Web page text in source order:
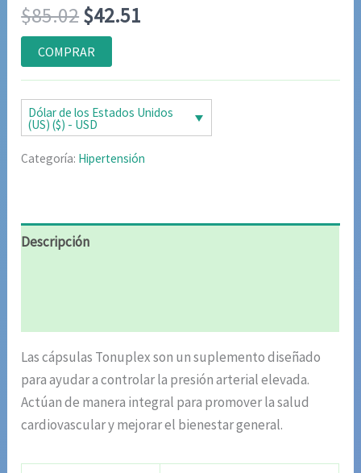
con4.75de
5 en base
a
valoraciones
de clientes
$85.02El
precio
original
era:
$85.02.
$42.51
actual
es:
$42.51.
COMPRAR
Dólar de los Estados Unidos
(US) ($) - USD
Categoría: Hipertensión
Descripción
Las cápsulas Tonuplex son un suplemento diseñado
para ayudar a controlar la presión arterial elevada.
Actúan de manera integral para promover la salud
cardiovascular y mejorar el bienestar general.